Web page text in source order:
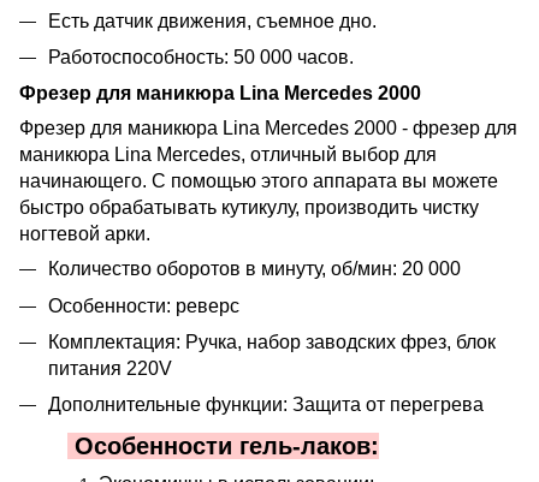
Есть датчик движения, съемное дно.
Работоспособность: 50 000 часов.
Фрезер для маникюра Lina Mercedes 2000
Фрезер для маникюра Lina Mercedes 2000 - фрезер для
маникюра Lina Mercedes, отличный выбор для
начинающего. С помощью этого аппарата вы можете
быстро обрабатывать кутикулу, производить чистку
ногтевой арки.
Количество оборотов в минуту, об/мин: 20 000
Особенности: реверс
Комплектация: Ручка, набор заводских фрез, блок
питания 220V
Дополнительные функции: Защита от перегрева
Особенности гель-лаков: